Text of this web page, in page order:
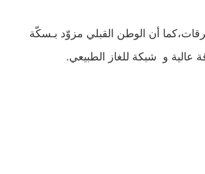
أن الوطن القبلي مزوّد بـسكّة
عالية و شبكة للغاز الطبيعي.